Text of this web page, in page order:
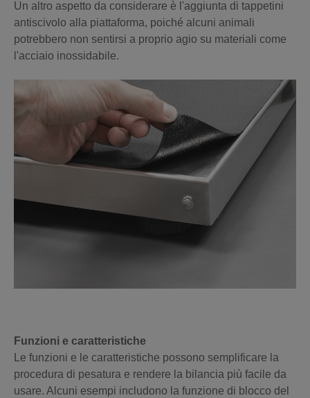
Un altro aspetto da considerare è l'aggiunta di tappetini
antiscivolo alla piattaforma, poiché alcuni animali
potrebbero non sentirsi a proprio agio su materiali come
l'acciaio inossidabile.
Funzioni e caratteristiche
Le funzioni e le caratteristiche possono semplificare la
procedura di pesatura e rendere la bilancia più facile da
usare. Alcuni esempi includono la funzione di blocco del